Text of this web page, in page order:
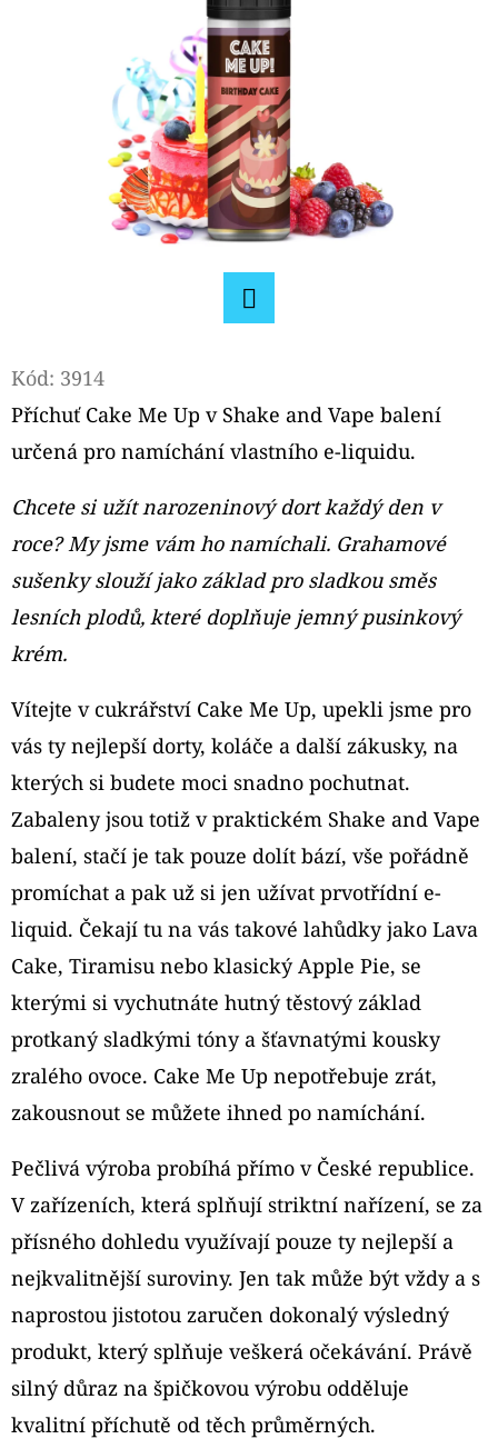
Kód: 3914
Příchuť Cake Me Up v Shake and Vape balení
určená pro namíchání vlastního e-liquidu.
Chcete si užít narozeninový dort každý den v
roce? My jsme vám ho namíchali. Grahamové
sušenky slouží jako základ pro sladkou směs
lesních plodů, které doplňuje jemný pusinkový
krém.
Vítejte v cukrářství Cake Me Up, upekli jsme pro
vás ty nejlepší dorty, koláče a další zákusky, na
kterých si budete moci snadno pochutnat.
Zabaleny jsou totiž v praktickém Shake and Vape
balení, stačí je tak pouze dolít bází, vše pořádně
promíchat a pak už si jen užívat prvotřídní e-
liquid. Čekají tu na vás takové lahůdky jako Lava
Cake, Tiramisu nebo klasický Apple Pie, se
kterými si vychutnáte hutný těstový základ
protkaný sladkými tóny a šťavnatými kousky
zralého ovoce. Cake Me Up nepotřebuje zrát,
zakousnout se můžete ihned po namíchání.
Pečlivá výroba probíhá přímo v České republice.
V zařízeních, která splňují striktní nařízení, se za
přísného dohledu využívají pouze ty nejlepší a
nejkvalitnější suroviny. Jen tak může být vždy a s
naprostou jistotou zaručen dokonalý výsledný
produkt, který splňuje veškerá očekávání. Právě
silný důraz na špičkovou výrobu odděluje
kvalitní příchutě od těch průměrných.
HLEDAT
D
O
P
O
R
U
Č
U
J
E
M
E
OXVA
XLIM
TOP
NÁHRADNÍ
CARTRIDGE
1KS
99
Původně:
109
Kč